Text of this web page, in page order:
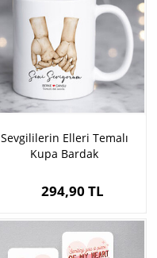
Sevgililerin Elleri Temalı
Kupa Bardak
294,90 TL